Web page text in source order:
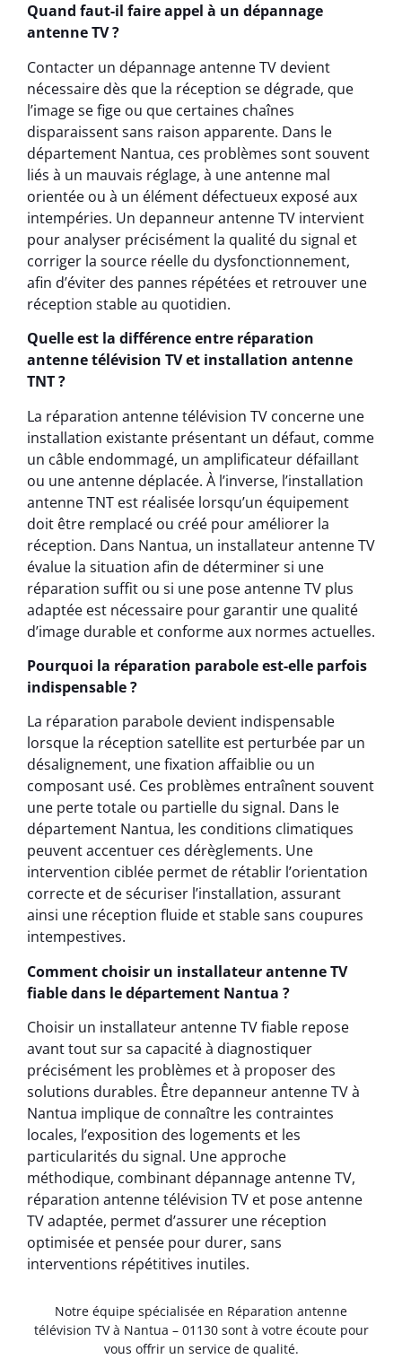
Quand faut-il faire appel à un dépannage
antenne TV ?
Contacter un dépannage antenne TV devient
nécessaire dès que la réception se dégrade, que
l’image se fige ou que certaines chaînes
disparaissent sans raison apparente. Dans le
département Nantua, ces problèmes sont souvent
liés à un mauvais réglage, à une antenne mal
orientée ou à un élément défectueux exposé aux
intempéries. Un depanneur antenne TV intervient
pour analyser précisément la qualité du signal et
corriger la source réelle du dysfonctionnement,
afin d’éviter des pannes répétées et retrouver une
réception stable au quotidien.
Quelle est la différence entre réparation
antenne télévision TV et installation antenne
TNT ?
La réparation antenne télévision TV concerne une
installation existante présentant un défaut, comme
un câble endommagé, un amplificateur défaillant
ou une antenne déplacée. À l’inverse, l’installation
antenne TNT est réalisée lorsqu’un équipement
doit être remplacé ou créé pour améliorer la
réception. Dans Nantua, un installateur antenne TV
évalue la situation afin de déterminer si une
réparation suffit ou si une pose antenne TV plus
adaptée est nécessaire pour garantir une qualité
d’image durable et conforme aux normes actuelles.
Pourquoi la réparation parabole est-elle parfois
indispensable ?
La réparation parabole devient indispensable
lorsque la réception satellite est perturbée par un
désalignement, une fixation affaiblie ou un
composant usé. Ces problèmes entraînent souvent
une perte totale ou partielle du signal. Dans le
département Nantua, les conditions climatiques
peuvent accentuer ces dérèglements. Une
intervention ciblée permet de rétablir l’orientation
correcte et de sécuriser l’installation, assurant
ainsi une réception fluide et stable sans coupures
intempestives.
Comment choisir un installateur antenne TV
fiable dans le département Nantua ?
Choisir un installateur antenne TV fiable repose
avant tout sur sa capacité à diagnostiquer
précisément les problèmes et à proposer des
solutions durables. Être depanneur antenne TV à
Nantua implique de connaître les contraintes
locales, l’exposition des logements et les
particularités du signal. Une approche
méthodique, combinant dépannage antenne TV,
réparation antenne télévision TV et pose antenne
TV adaptée, permet d’assurer une réception
optimisée et pensée pour durer, sans
interventions répétitives inutiles.
Notre équipe spécialisée en Réparation antenne
télévision TV à Nantua – 01130 sont à votre écoute pour
vous offrir un service de qualité.